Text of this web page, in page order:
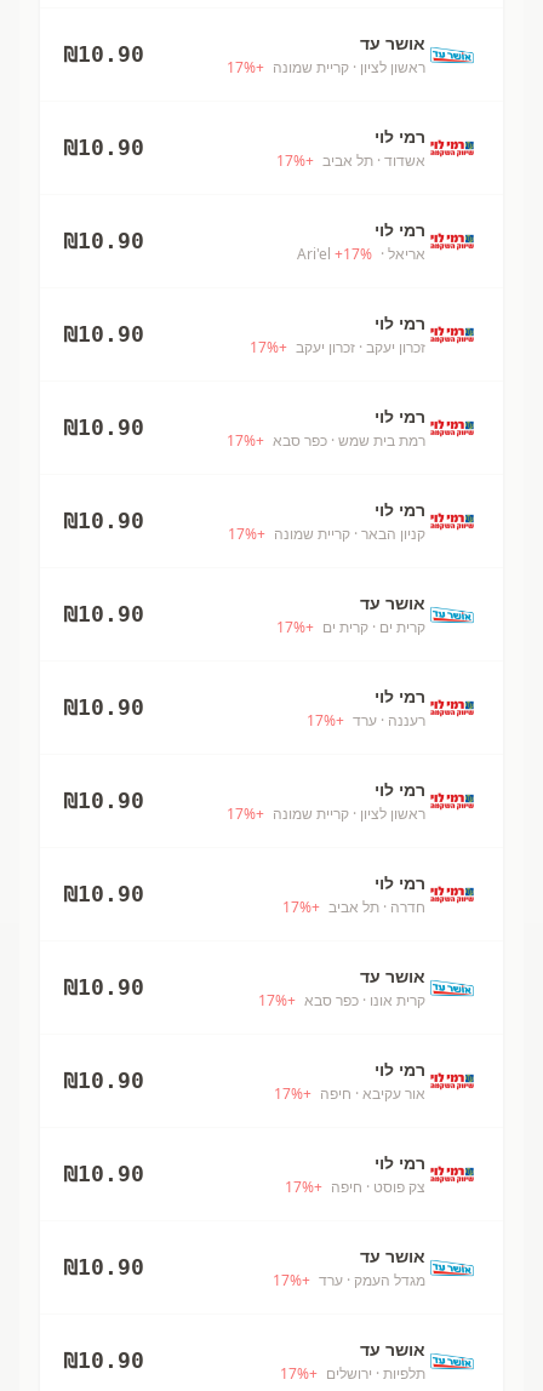
אושר עד
ראשון לציון · קריית שמונה +
17%
₪10.90
רמי לוי
אשדוד · תל אביב +
17%
₪10.90
רמי לוי
אריאל · Ari'el
+17%
₪10.90
רמי לוי
זכרון יעקב · זכרון יעקב +
17%
₪10.90
רמי לוי
רמת בית שמש · כפר סבא +
17%
₪10.90
רמי לוי
קניון הבאר · קריית שמונה +
17%
₪10.90
אושר עד
קרית ים · קרית ים +
17%
₪10.90
רמי לוי
רעננה · ערד +
17%
₪10.90
רמי לוי
ראשון לציון · קריית שמונה +
17%
₪10.90
רמי לוי
חדרה · תל אביב +
17%
₪10.90
אושר עד
קרית אונו · כפר סבא +
17%
₪10.90
רמי לוי
אור עקיבא · חיפה +
17%
₪10.90
רמי לוי
צק פוסט · חיפה +
17%
₪10.90
אושר עד
מגדל העמק · ערד +
17%
₪10.90
אושר עד
תלפיות · ירושלים +
17%
₪10.90